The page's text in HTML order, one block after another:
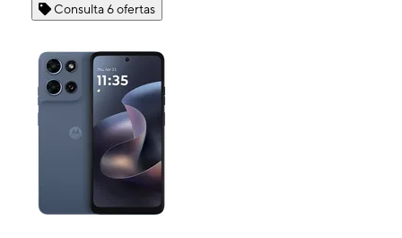
Consulta 6 ofertas